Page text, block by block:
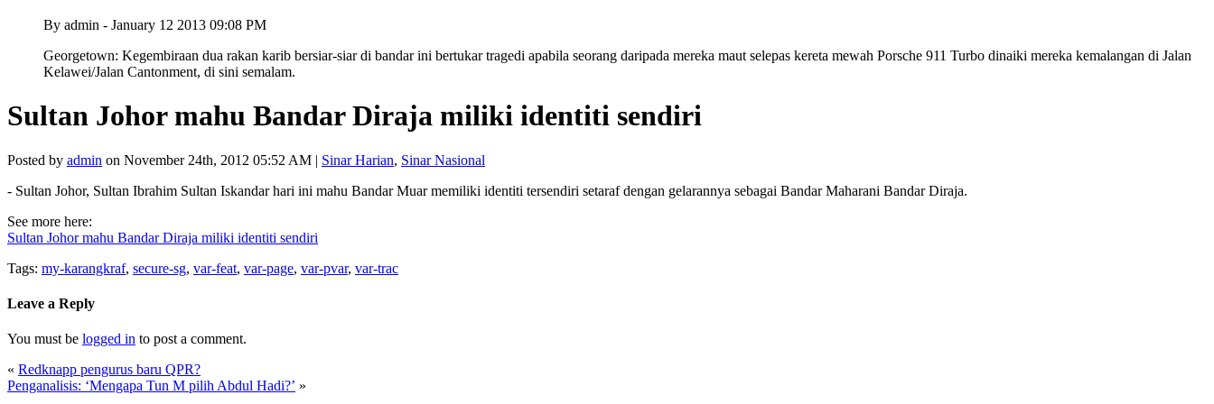
By admin - January 12 2013 09:08 PM
Georgetown: Kegembiraan dua rakan karib bersiar-siar di bandar ini bertukar tragedi apabila seorang daripada mereka maut selepas kereta mewah Porsche 911 Turbo dinaiki mereka kemalangan di Jalan
Kelawei/Jalan Cantonment, di sini semalam.
Sultan Johor mahu Bandar Diraja miliki identiti sendiri
Posted by admin on November 24th, 2012 05:52 AM | Sinar Harian, Sinar Nasional
- Sultan Johor, Sultan Ibrahim Sultan Iskandar hari ini mahu Bandar Muar memiliki identiti tersendiri setaraf dengan gelarannya sebagai Bandar Maharani Bandar Diraja.
See more here:
Sultan Johor mahu Bandar Diraja miliki identiti sendiri
Tags: my-karangkraf, secure-sg, var-feat, var-page, var-pvar, var-trac
Leave a Reply
You must be logged in to post a comment.
« Redknapp pengurus baru QPR?
Penganalisis: ‘Mengapa Tun M pilih Abdul Hadi?’ »